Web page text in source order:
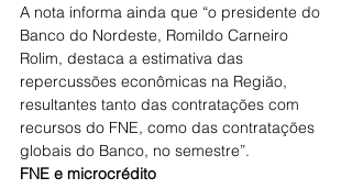
A nota informa ainda que “o presidente do
Banco do Nordeste, Romildo Carneiro
Rolim, destaca a estimativa das
repercussões econômicas na Região,
resultantes tanto das contratações com
recursos do FNE, como das contratações
globais do Banco, no semestre”.
FNE e microcrédito